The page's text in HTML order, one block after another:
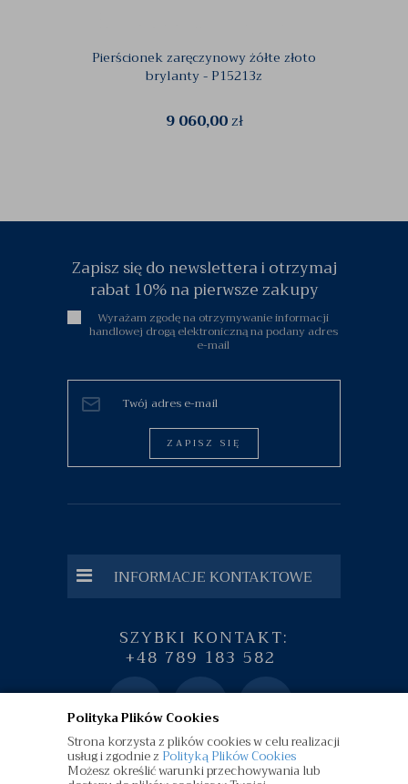
Polityka Plików Cookies
Strona korzysta z plików cookies w celu realizacji
usług i zgodnie z Polityką Plików Cookies
Możesz określić warunki przechowywania lub
Pierścionek zaręczynowy żółte złoto
brylanty - P15213z
9 060,00zł
Zapisz się do newslettera i otrzymaj
rabat 10% na pierwsze zakupy
Wyrażam zgodę na otrzymywanie informacji
handlowej drogą elektroniczną na podany adres
e-mail
ZAPISZ SIĘ
INFORMACJE KONTAKTOWE
SZYBKI KONTAKT:
+48 789 183 582